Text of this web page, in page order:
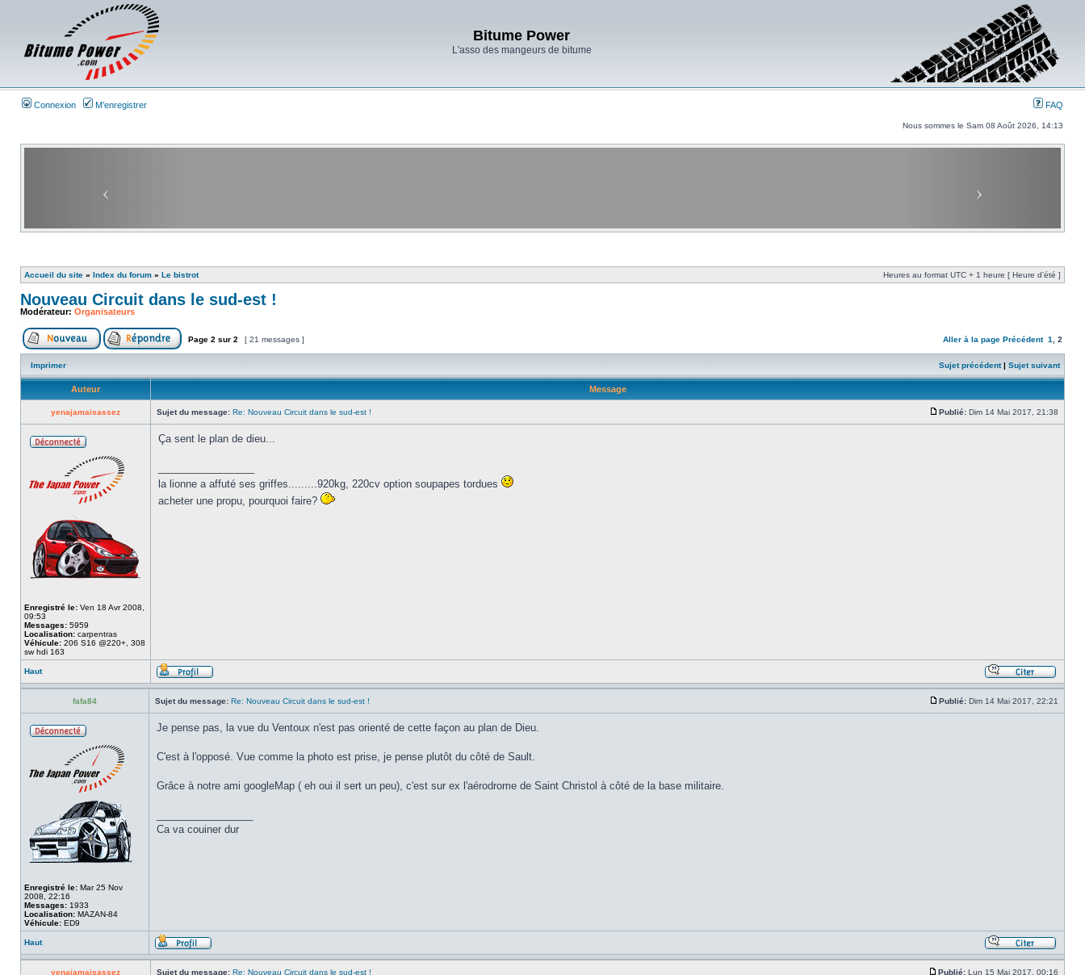
Bitume Power
L'asso des mangeurs de bitume
Connexion M’enregistrer FAQ
Nous sommes le Sam 08 Août 2026, 14:13
Accueil du site » Index du forum » Le bistrot Heures au format UTC + 1 heure [ Heure d’été ]
Nouveau Circuit dans le sud-est !
Modérateur: Organisateurs
Page 2 sur 2 [ 21 messages ] Aller à la page Précédent 1 2
Imprimer Sujet précédent| Sujet suivant
Auteur Message
yenajamaisassez Sujet du message: Re: Nouveau Circuit dans le sud-est ! Publié: Dim 14 Mai 2017, 21:38
Enregistré le: Ven 18 Avr 2008,
09:53
Messages: 5959
Localisation: carpentras
Véhicule: 206 S16 @220+, 308
sw hdi 163
Ça sent le plan de dieu...
la lionne a affuté ses griffes.........920kg, 220cv option soupapes tordues
acheter une propu, pourquoi faire?
Haut
fafa84 Sujet du message: Re: Nouveau Circuit dans le sud-est ! Publié: Dim 14 Mai 2017, 22:21
Enregistré le: Mar 25 Nov
2008, 22:16
Messages: 1933
Localisation: MAZAN-84
Véhicule: ED9
Je pense pas, la vue du Ventoux n'est pas orienté de cette façon au plan de Dieu.
C'est à l'opposé. Vue comme la photo est prise, je pense plutôt du côté de Sault.
Grâce à notre ami googleMap ( eh oui il sert un peu), c'est sur ex l'aérodrome de Saint Christol à côté de la base militaire.
Ca va couiner dur
Haut
yenajamaisassez Sujet du message: Re: Nouveau Circuit dans le sud-est ! Publié: Lun 15 Mai 2017, 00:16